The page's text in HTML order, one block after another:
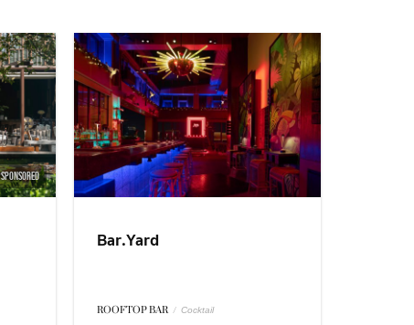
SPONSORED
Bar.Yard
ROOFTOP BAR / Cocktail